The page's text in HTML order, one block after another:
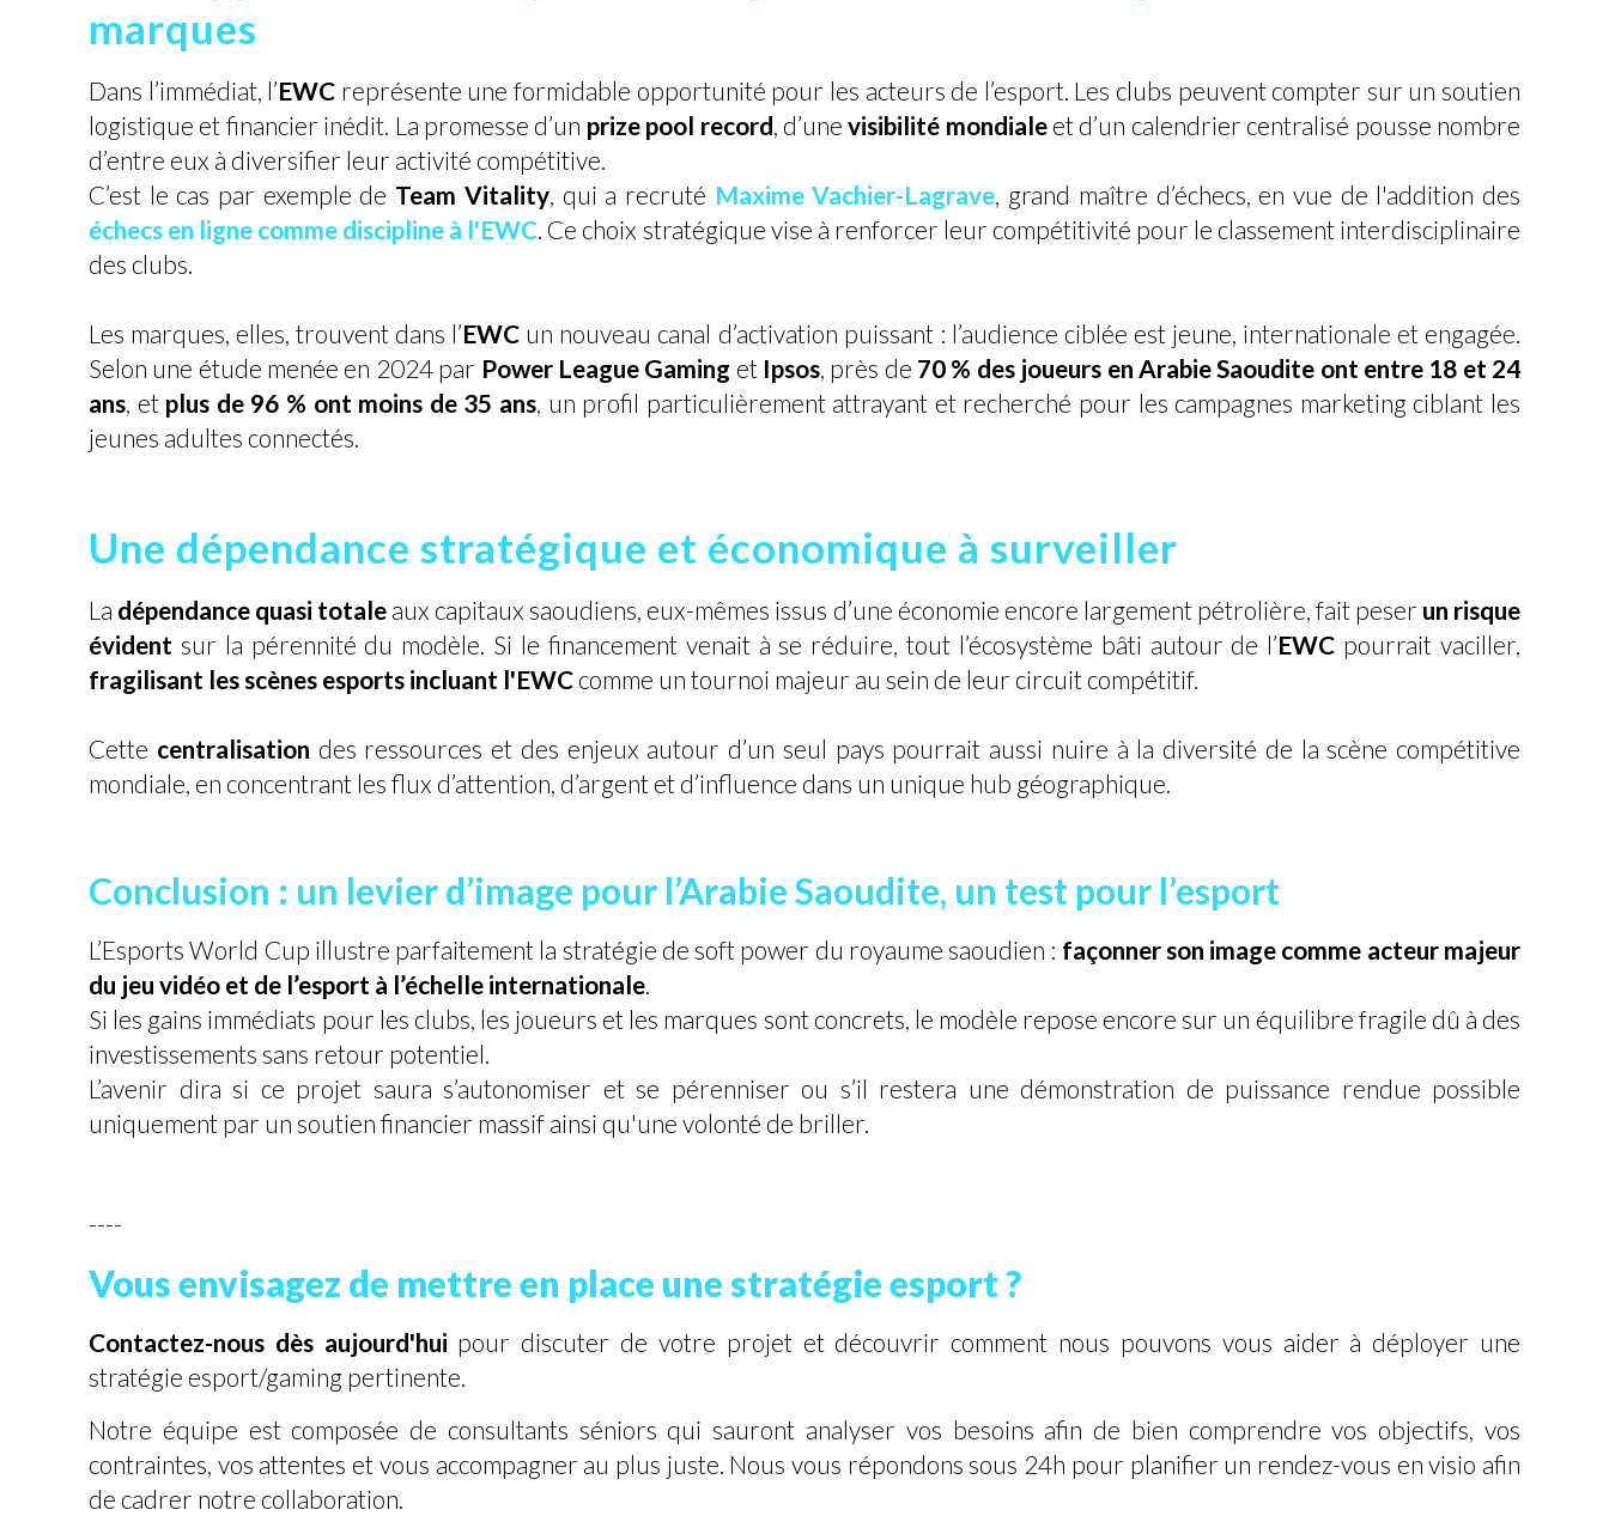
marques
Dans l’immédiat, l’EWC représente une formidable opportunité pour les acteurs de l’esport. Les clubs peuvent compter sur un soutien
logistique et financier inédit. La promesse d’un prize pool record , d’unevisibilité mondiale et d’un calendrier centralisé pousse nombre
d’entre eux à diversifier leur activité compétitive.
C’est le cas par exemple de Team Vitality, qui a recruté Maxime Vachier-Lagrave , grand maître d’échecs, en vue de l'addition des
échecs en ligne comme discipline à l'EWC . Ce choix stratégique vise à renforcer leur compétitivité pour le classement interdisciplinaire
des clubs.
Les marques, elles, trouvent dans l’EWC un nouveau canal d’activation puissant : l’audience ciblée est jeune, internationale et engagée.
Selon une étude menée en 2024 par Power League Gaming et Ipsos , près de 70 % des joueurs en Arabie Saoudite ont entre 18 et 24
ans , et plus de 96 % ont moins de 35 ans, un profil particulièrement attrayant et recherché pour les campagnes marketing ciblant les
jeunes adultes connectés.
Une dépendance stratégique et économique à surveiller
La dépendance quasi totale aux capitaux saoudiens, eux-mêmes issus d’une économie encore largement pétrolière, fait peser un risque
évident sur la pérennité du modèle. Si le financement venait à se réduire, tout l’écosystème bâti autour de l’EWC pourrait vaciller,
fragilisant les scènes esports incluant l'EWC comme un tournoi majeur au sein de leur circuit compétitif.
Cette centralisation des ressources et des enjeux autour d’un seul pays pourrait aussi nuire à la diversité de la scène compétitive
mondiale, en concentrant les flux d’attention, d’argent et d’influence dans un unique hub géographique.
Conclusion : un levier d’image pour l’Arabie Saoudite, un test pour l’esport
L’Esports World Cup illustre parfaitement la stratégie de soft power du royaume saoudien : façonner son image comme acteur majeur
du jeu vidéo et de l’esport à l’échelle internationale
Si les gains immédiats pour les clubs, les joueurs et les marques sont concrets, le modèle repose encore sur un équilibre fragile dû à des
investissements sans retour potentiel.
L’avenir dira si ce projet saura s’autonomiser et se pérenniser ou s’il restera une démonstration de puissance rendue possible
uniquement par un soutien financier massif ainsi qu'une volonté de briller.
----
Vous envisagez de mettre en place une stratégie esport ?
Contactez-nous dès aujourd'hui pour discuter de votre projet et découvrir comment nous pouvons vous aider à déployer une
stratégie esport/gaming pertinente.
Notre équipe est composée de consultants séniors qui sauront analyser vos besoins afin de bien comprendre vos objectifs, vos
contraintes, vos attentes et vous accompagner au plus juste. Nous vous répondons sous 24h pour planifier un rendez-vous en visio afin
de cadrer notre collaboration.